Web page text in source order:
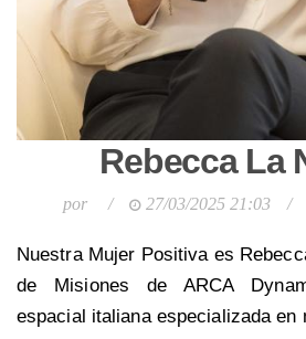
Rebecca La
por / 27/03/2025 21:03 /
Nuestra Mujer Positiva es
de Misiones de ARCA
espacial italiana especializada en